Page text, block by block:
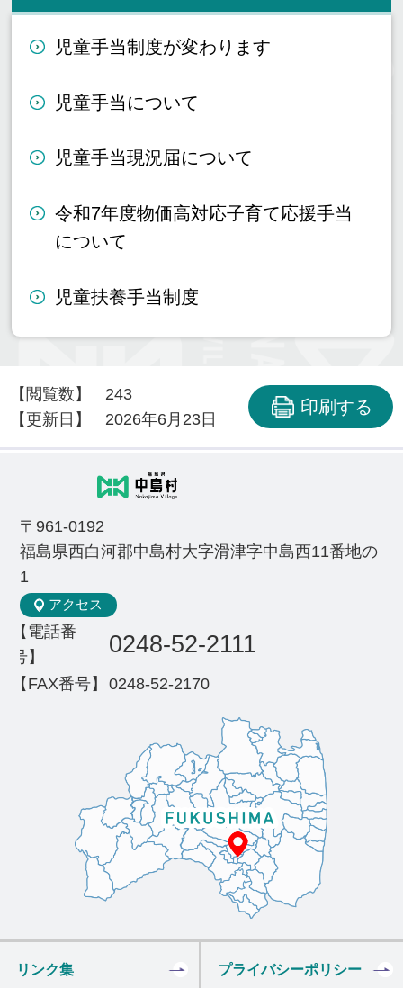
児童手当制度が変わります
児童手当について
児童手当現況届について
令和7年度物価高対応子育て応援手当
について
児童扶養手当制度
【閲覧数】
243
【更新日】
2026年6月23日
印刷する
〒961-0192
福島県西白河郡中島村大字滑津字中島西11番地の
1
アクセス
【電話番
号】
0248-52-2111
【FAX番号】 0248-52-2170
リンク集 プライバシーポリシー